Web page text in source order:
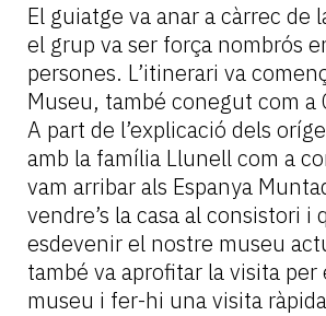
El guiatge va anar a càrrec de
el grup va ser força nombrós
persones. L’itinerari va
Museu, també conegut com a
A part de l’explicació dels
amb la família Llunell com a
vam arribar als Espanya
vendre’s la casa al consistori i
esdevenir el nostre museu
també va aprofitar la visita per
museu i fer-hi una visita